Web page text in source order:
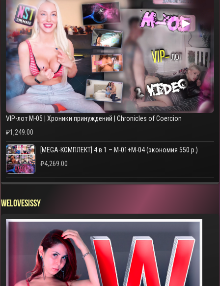
▶
VIP-лот M-05 | Хроники принуждений | Chronicles of Coercion
₽1,249.00
[MEGA-КОМПЛЕКТ] 4 в 1 – M-01+M-04 (экономия 550 р.)
₽4,269.00
WELOVESISSY